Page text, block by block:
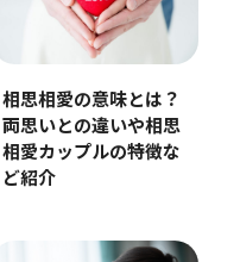
相思相愛の意味とは？
両思いとの違いや相思
相愛カップルの特徴な
ど紹介